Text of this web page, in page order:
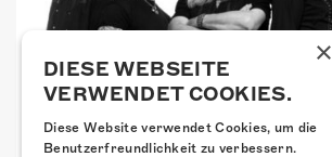
×
DIESE WEBSEITE
VERWENDET COOKIES.
Diese Website verwendet Cookies, um die
Benutzerfreundlichkeit zu verbessern.